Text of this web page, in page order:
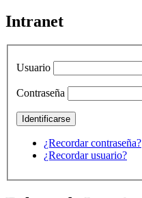
Intranet
Usuario
Contraseña
¿Recordar contraseña?
¿Recordar usuario?